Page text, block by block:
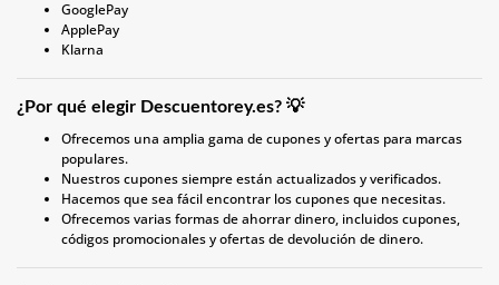
GooglePay
ApplePay
Klarna
¿Por qué elegir Descuentorey.es? 💡
Ofrecemos una amplia gama de cupones y ofertas para marcas
populares.
Nuestros cupones siempre están actualizados y verificados.
Hacemos que sea fácil encontrar los cupones que necesitas.
Ofrecemos varias formas de ahorrar dinero, incluidos cupones,
códigos promocionales y ofertas de devolución de dinero.